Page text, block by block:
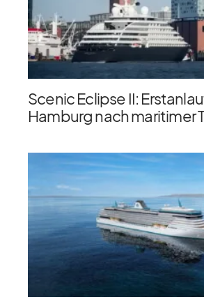
Scenic Eclipse II:
Hamburg nach maritimer